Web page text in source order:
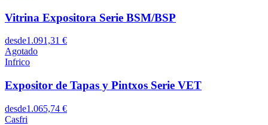
Vitrina Expositora Serie BSM/BSP
desde1.091,31 €
Agotado
Infrico
Expositor de Tapas y Pintxos Serie VET
desde1.065,74 €
Casfri